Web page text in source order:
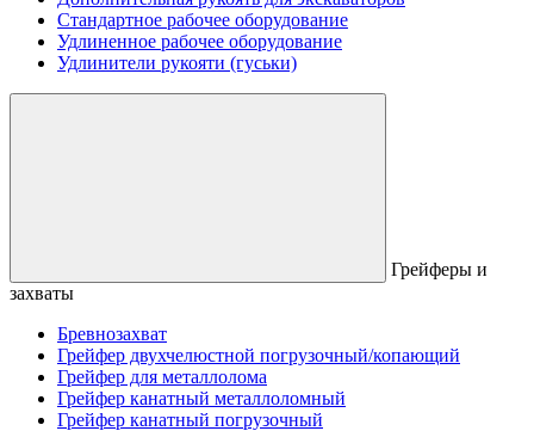
Стандартное рабочее оборудование
Удлиненное рабочее оборудование
Удлинители рукояти (гуськи)
Грейферы и
захваты
Бревнозахват
Грейфер двухчелюстной погрузочный/копающий
Грейфер для металлолома
Грейфер канатный металлоломный
Грейфер канатный погрузочный